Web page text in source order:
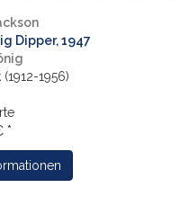
Dipper, 1947
1956)
*